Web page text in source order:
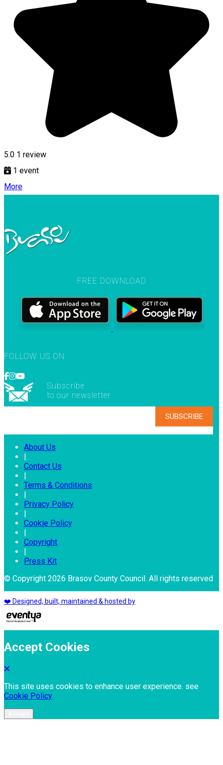
5.0 1 review
1 event
More
FREE DOWNLOAD
FOLLOW US ON
Subscribe
to our newsletter
About Us
|
Contact Us
|
Terms & Conditions
|
Privacy Policy
|
Cookie Policy
|
Copyright
|
Press Kit
© Copyright 2026 Brasov County Council. All rights reserved
❤️ Designed, built, maintained & hosted by
Accept Cookies
This site uses cookies to enhance user experience. see
Cookie Policy